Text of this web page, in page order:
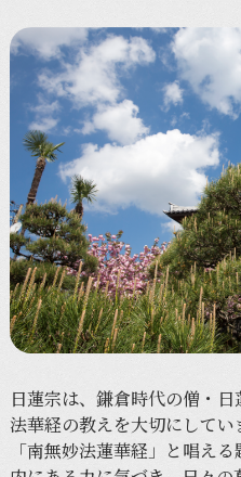
日蓮宗は、 鎌倉時代の僧・日
法華経の教えを大切にしてい
「南無妙法蓮華経」と唱える